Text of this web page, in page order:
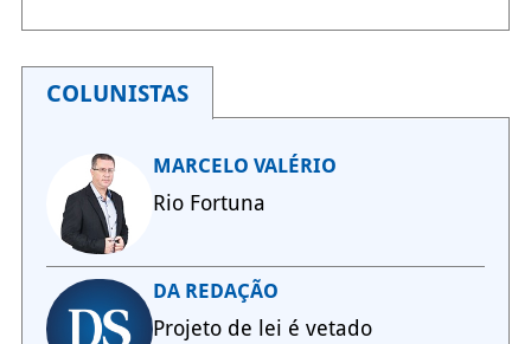
COLUNISTAS
MARCELO VALÉRIO
Rio Fortuna
DA REDAÇÃO
Projeto de lei é vetado